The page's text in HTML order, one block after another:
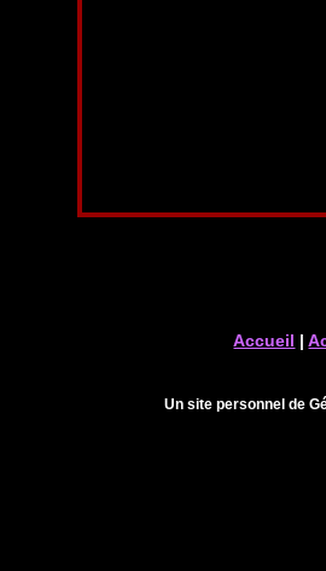
Accueil |
Un site personnel de